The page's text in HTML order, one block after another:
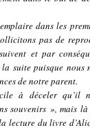
dans les
pas de
et par
suite puisque nous
de notre parent.
à déceler qu’il
souvenirs », mais
lecture du livre